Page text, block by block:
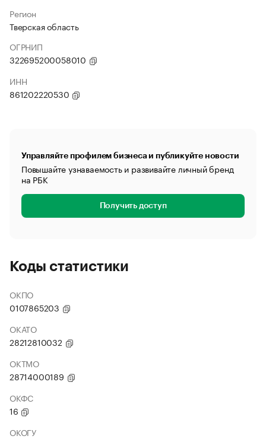
Регион
Тверская область
ОГРНИП
322695200058010
ИНН
861202220530
Управляйте профилем бизнеса и публикуйте новости
Повышайте узнаваемость и развивайте личный бренд
на РБК
Получить доступ
Коды статистики
ОКПО
0107865203
ОКАТО
28212810032
ОКТМО
28714000189
ОКФС
16
ОКОГУ